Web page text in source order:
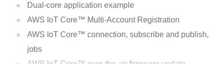
Dual-core application example
AWS IoT Core™ Multi-Account Registration
AWS IoT Core™ connection, subscribe and publish,
jobs